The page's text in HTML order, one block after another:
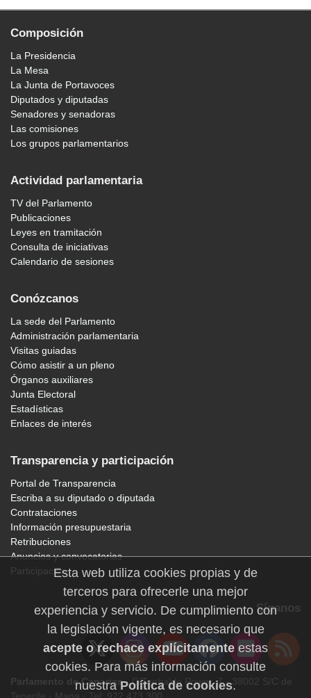
Composición
La Presidencia
La Mesa
La Junta de Portavoces
Diputados y diputadas
Senadores y senadoras
Las comisiones
Los grupos parlamentarios
Actividad parlamentaria
TV del Parlamento
Publicaciones
Leyes en tramitación
Consulta de iniciativas
Calendario de sesiones
Conózcanos
La sede del Parlamento
Administración parlamentaria
Visitas guiadas
Cómo asistir a un pleno
Órganos auxiliares
Junta Electoral
Estadísticas
Enlaces de interés
Transparencia y participación
Portal de Transparencia
Escriba a su diputado o diputada
Contrataciones
Información presupuestaria
Retribuciones
Anuncios y convocatorias
Participación
Síganos
Parlamento de Canarias· C/Teobaldo Power, 7 · 38002 S/C de
Esta web utiliza cookies propias y de
terceros para ofrecerle una mejor
experiencia y servicio. De cumplimiento con
la legislación vigente, es necesario que
acepte o rechace explícitamente estas
cookies. Para más información consulte
nuestraPolítica de cookies.